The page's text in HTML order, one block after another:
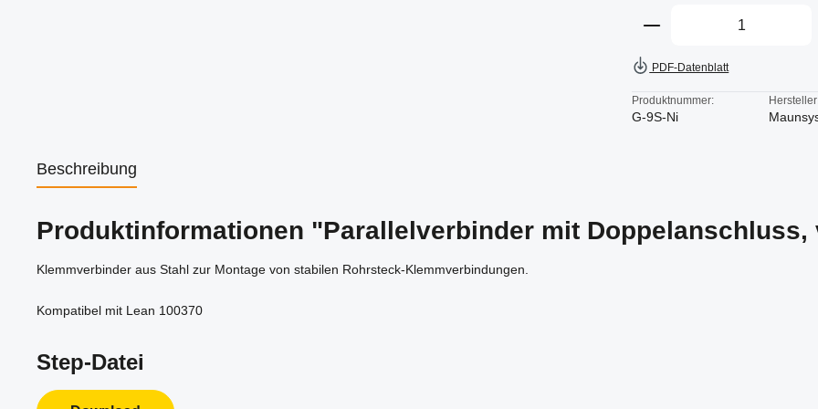
Produkt Anzahl:
PDF-Datenblatt
Produktnummer:
G-9S-Ni
Beschreibung
Produktinformationen "Parallelverbinder mit
Klemmverbinder aus Stahl zur Montage von stabilen Rohrsteck-Klemmverbindungen.
Kompatibel mit Lean 100370
Step-Datei